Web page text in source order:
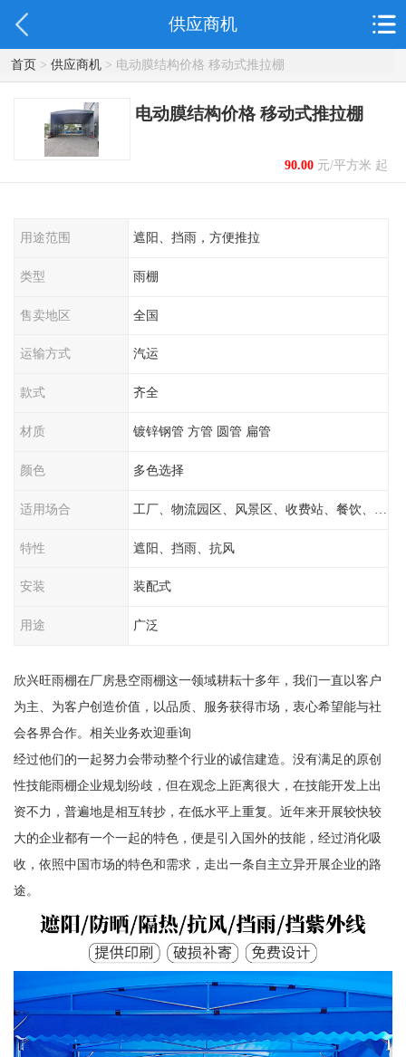
供应商机
首页> 供应商机> 电动膜结构价格 移动式推拉棚
电动膜结构价格 移动式推拉棚
90.00元/平方米 起
用途范围 遮阳、挡雨，方便推拉
类型 雨棚
售卖地区 全国
运输方式 汽运
款式 齐全
材质 镀锌钢管 方管 圆管 扁管
颜色 多色选择
适用场合
特性 遮阳、挡雨、抗风
安装 装配式
用途 广泛
欣兴旺雨棚在厂房悬空雨棚这一领域耕耘十多年，我们一直以客户
为主、为客户创造价值，以品质、服务获得市场，衷心希望能与社
会各界合作。相关业务欢迎垂询
经过他们的一起努力会带动整个行业的诚信建造。没有满足的原创
性技能雨棚企业规划纷歧，但在观念上距离很大，在技能开发上出
资不力，普遍地是相互转抄，在低水平上重复。近年来开展较快较
大的企业都有一个一起的特色，便是引入国外的技能，经过消化吸
收，依照中国市场的特色和需求，走出一条自主立异开展企业的路
途。